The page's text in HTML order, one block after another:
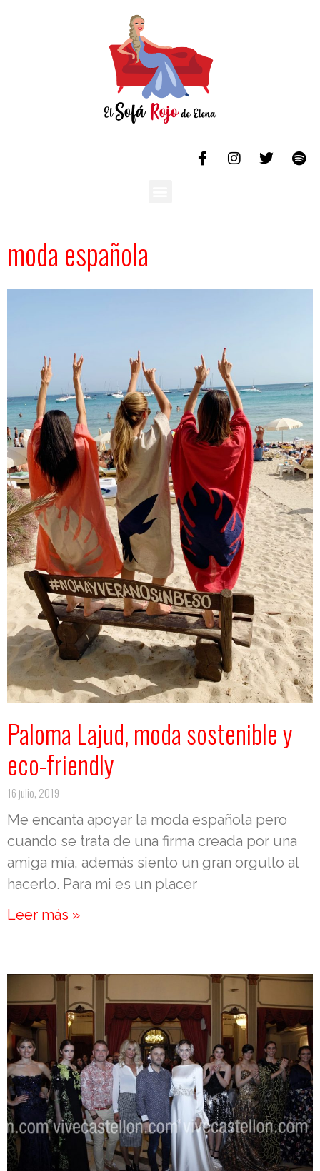
moda española
Paloma Lajud, moda sostenible y
eco-friendly
16 julio, 2019
Me encanta apoyar la moda española pero
cuando se trata de una firma creada por una
amiga mía, además siento un gran orgullo al
hacerlo. Para mi es un placer
Leer más »